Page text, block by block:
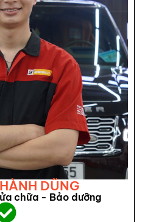
DŨNG
chữa - Bảo dưỡng